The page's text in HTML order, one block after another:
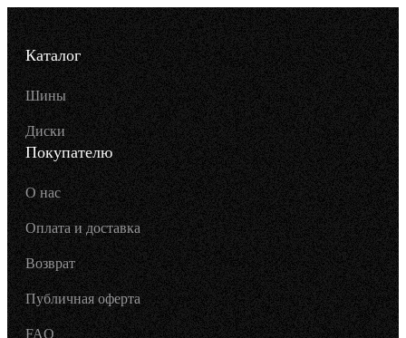
Каталог
Шины
Диски
Покупателю
О нас
Оплата и доставка
Возврат
Публичная оферта
FAQ